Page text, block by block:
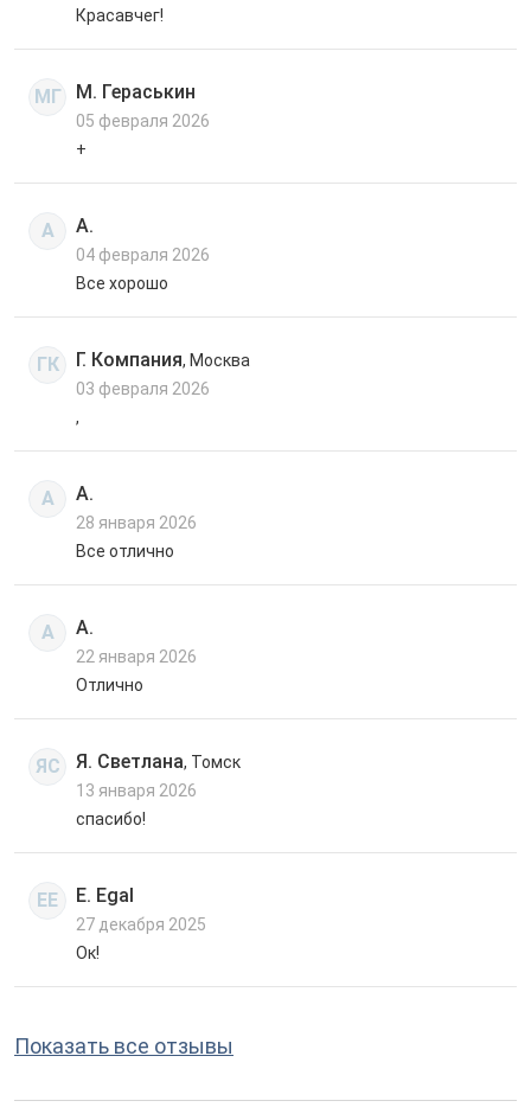
Красавчег!
МГ М. Гераськин
05 февраля 2026
+
А А.
04 февраля 2026
Все хорошо
ГК Г. Компания, Москва
03 февраля 2026
,
А А.
28 января 2026
Все отлично
А А.
22 января 2026
Отлично
ЯС Я. Светлана, Томск
13 января 2026
спасибо!
EE E. Egal
27 декабря 2025
Ок!
Показать все отзывы